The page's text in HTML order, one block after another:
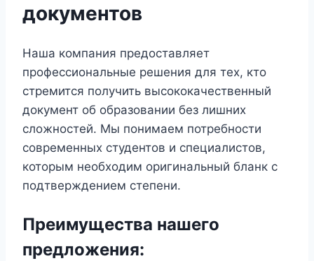
документов
Наша компания предоставляет
профессиональные решения для тех, кто
стремится получить высококачественный
документ об образовании без лишних
сложностей. Мы понимаем потребности
современных студентов и специалистов,
которым необходим оригинальный бланк с
подтверждением степени.
Преимущества нашего
предложения: